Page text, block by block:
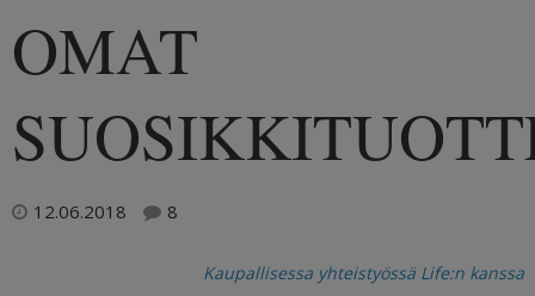
OMAT
12.06.2018 8
Kaupallisessa yhteistyössä Life:n kanssa